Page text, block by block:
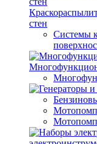
стен
Системы